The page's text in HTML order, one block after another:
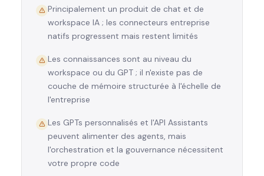
Principalement un produit de chat et de
workspace IA ; les connecteurs entreprise
natifs progressent mais restent limités
Les connaissances sont au niveau du
workspace ou du GPT ; il n'existe pas de
couche de mémoire structurée à l'échelle de
l'entreprise
Les GPTs personnalisés et l'API Assistants
peuvent alimenter des agents, mais
l'orchestration et la gouvernance nécessitent
votre propre code